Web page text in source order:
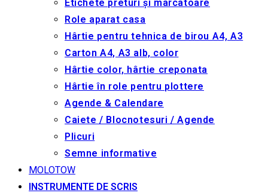
Etichete preturi și marcatoare
Role aparat casa
Hârtie pentru tehnica de birou A4, A3
Carton A4, A3 alb, color
Hârtie color, hârtie creponata
Hârtie în role pentru plottere
Agende & Calendare
Caiete / Blocnotesuri / Agende
Plicuri
Semne informative
MOLOTOW
INSTRUMENTE DE SCRIS